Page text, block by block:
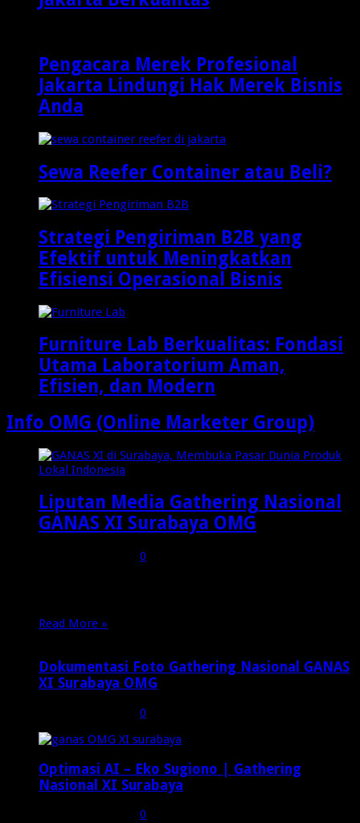
Pengacara Merek Profesional
Jakarta Lindungi Hak Merek Bisnis
Anda
Sewa Reefer Container atau Beli?
Strategi Pengiriman B2B yang
Efektif untuk Meningkatkan
Efisiensi Operasional Bisnis
Furniture Lab Berkualitas: Fondasi
Utama Laboratorium Aman,
Efisien, dan Modern
Info OMG (Online Marketer Group)
Liputan Media Gathering Nasional
GANAS XI Surabaya OMG
0
Read More »
Dokumentasi Foto Gathering Nasional GANAS
XI Surabaya OMG
0
Optimasi AI – Eko Sugiono | Gathering
Nasional XI Surabaya
0